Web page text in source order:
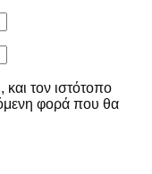
τον ιστότοπο
φορά που θα